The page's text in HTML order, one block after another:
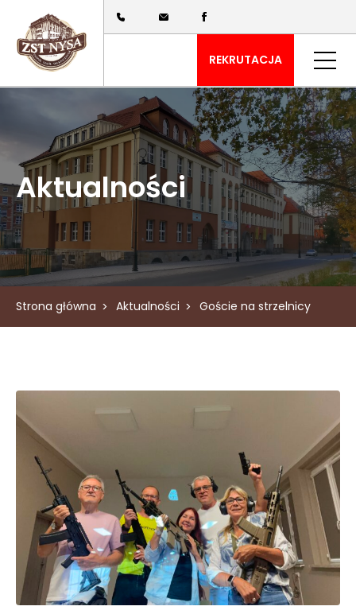
REKRUTACJA
Aktualności
Strona główna Aktualności Goście na strzelnicy